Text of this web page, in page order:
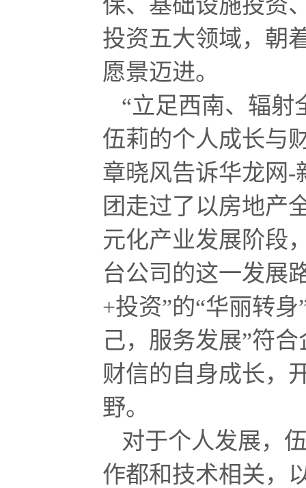
保、基础设施投资
投资五大领域，朝
愿景迈进。
“立足西南、辐射
伍莉的个人成长与
章晓风告诉华龙网-
团走过了以房地产
元化产业发展阶段
台公司的这一发展
+投资”的“华丽转
己，服务发展”符
财信的自身成长，
野。
对于个人发展，
作都和技术相关，